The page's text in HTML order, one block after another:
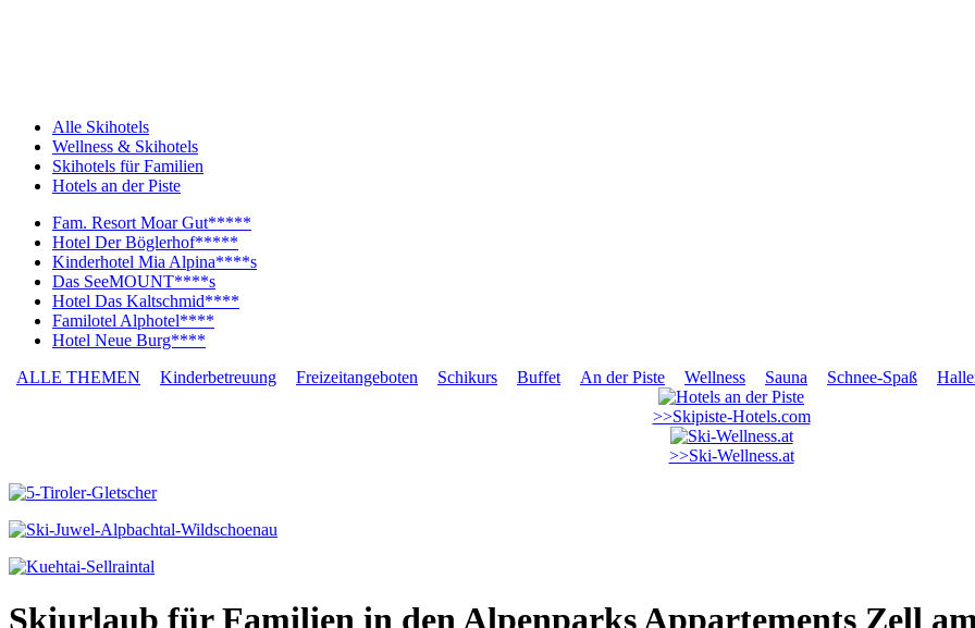
Alle Skihotels
Wellness & Skihotels
Skihotels für Familien
Hotels an der Piste
Fam. Resort Moar Gut*****
Hotel Der Böglerhof*****
Kinderhotel Mia Alpina****s
Das SeeMOUNT****s
Hotel Das Kaltschmid****
Familotel Alphotel****
Hotel Neue Burg****
ALLE THEMEN
Kinderbetreuung Freizeitangeboten Schikurs Buffet An der Piste Wellness Sauna Schnee-Spaß
>>Skipiste-Hotels.com
>>Ski-Wellness.at
Skiurlaub für Familien in den Alpenparks Appartements Zell